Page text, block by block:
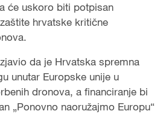
će uskoro biti potpisan
hrvatske kritične
da je Hrvatska spremna
unutar Europske unije u
dronova, a financiranje bi
„Ponovno naoružajmo Europu“